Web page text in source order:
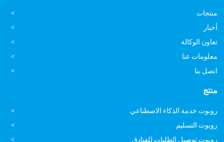
منتجات
أخبار
تعاون الوكالة
معلومات عنا
اتصل بنا
منتج
روبوت خدمة الذكاء الاصطناعي
روبوت التسليم
روبوت توصيل الطلبات للفنادق